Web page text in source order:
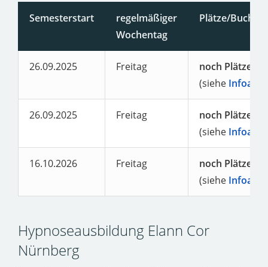
Semesterstart
regelmäßiger
Wochentag
Plätze/
26.09.2025 Freitag
noch Plätze
(siehe
26.09.2025 Freitag
noch Plätze
(siehe
16.10.2026 Freitag
noch Plätze
(siehe
Hypnoseausbildung Elann Cor
Nürnberg